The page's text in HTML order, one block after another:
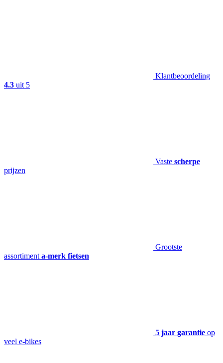
Klantbeoordeling
4.3 uit 5
Vaste scherpe
prijzen
Grootste
assortiment a-merk fietsen
5 jaar garantie op
veel e-bikes